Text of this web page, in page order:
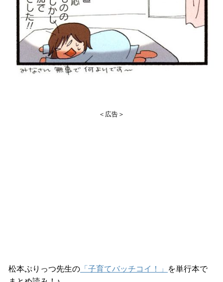
＜広告＞
松本ぷりっつ先生の 「子育てバッチコイ！」 を単行本で